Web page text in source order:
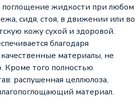
жидкости при любом
сидя, стоя, в движении или во
кожу сухой и здоровой.
благодаря
материалы, не
того полностью
распушенная целлюлоза,
материал.